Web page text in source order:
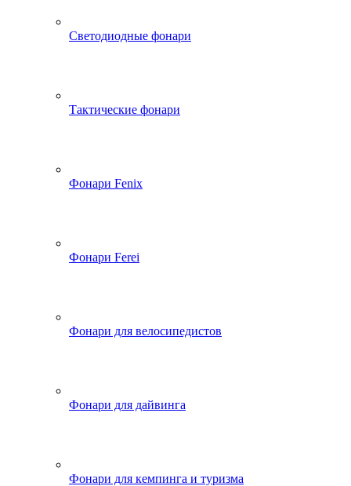
Светодиодные фонари
Тактические фонари
Фонари Fenix
Фонари Ferei
Фонари для велосипедистов
Фонари для дайвинга
Фонари для кемпинга и туризма